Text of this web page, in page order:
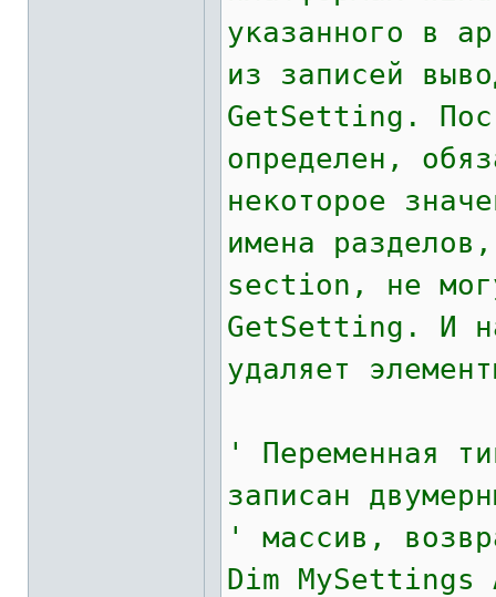
указанного в
из записей
GetSetting.
определен,
некоторое
имена
section, не
GetSetting. И
удаляет
' Переменная
записан
' массив,
Dim